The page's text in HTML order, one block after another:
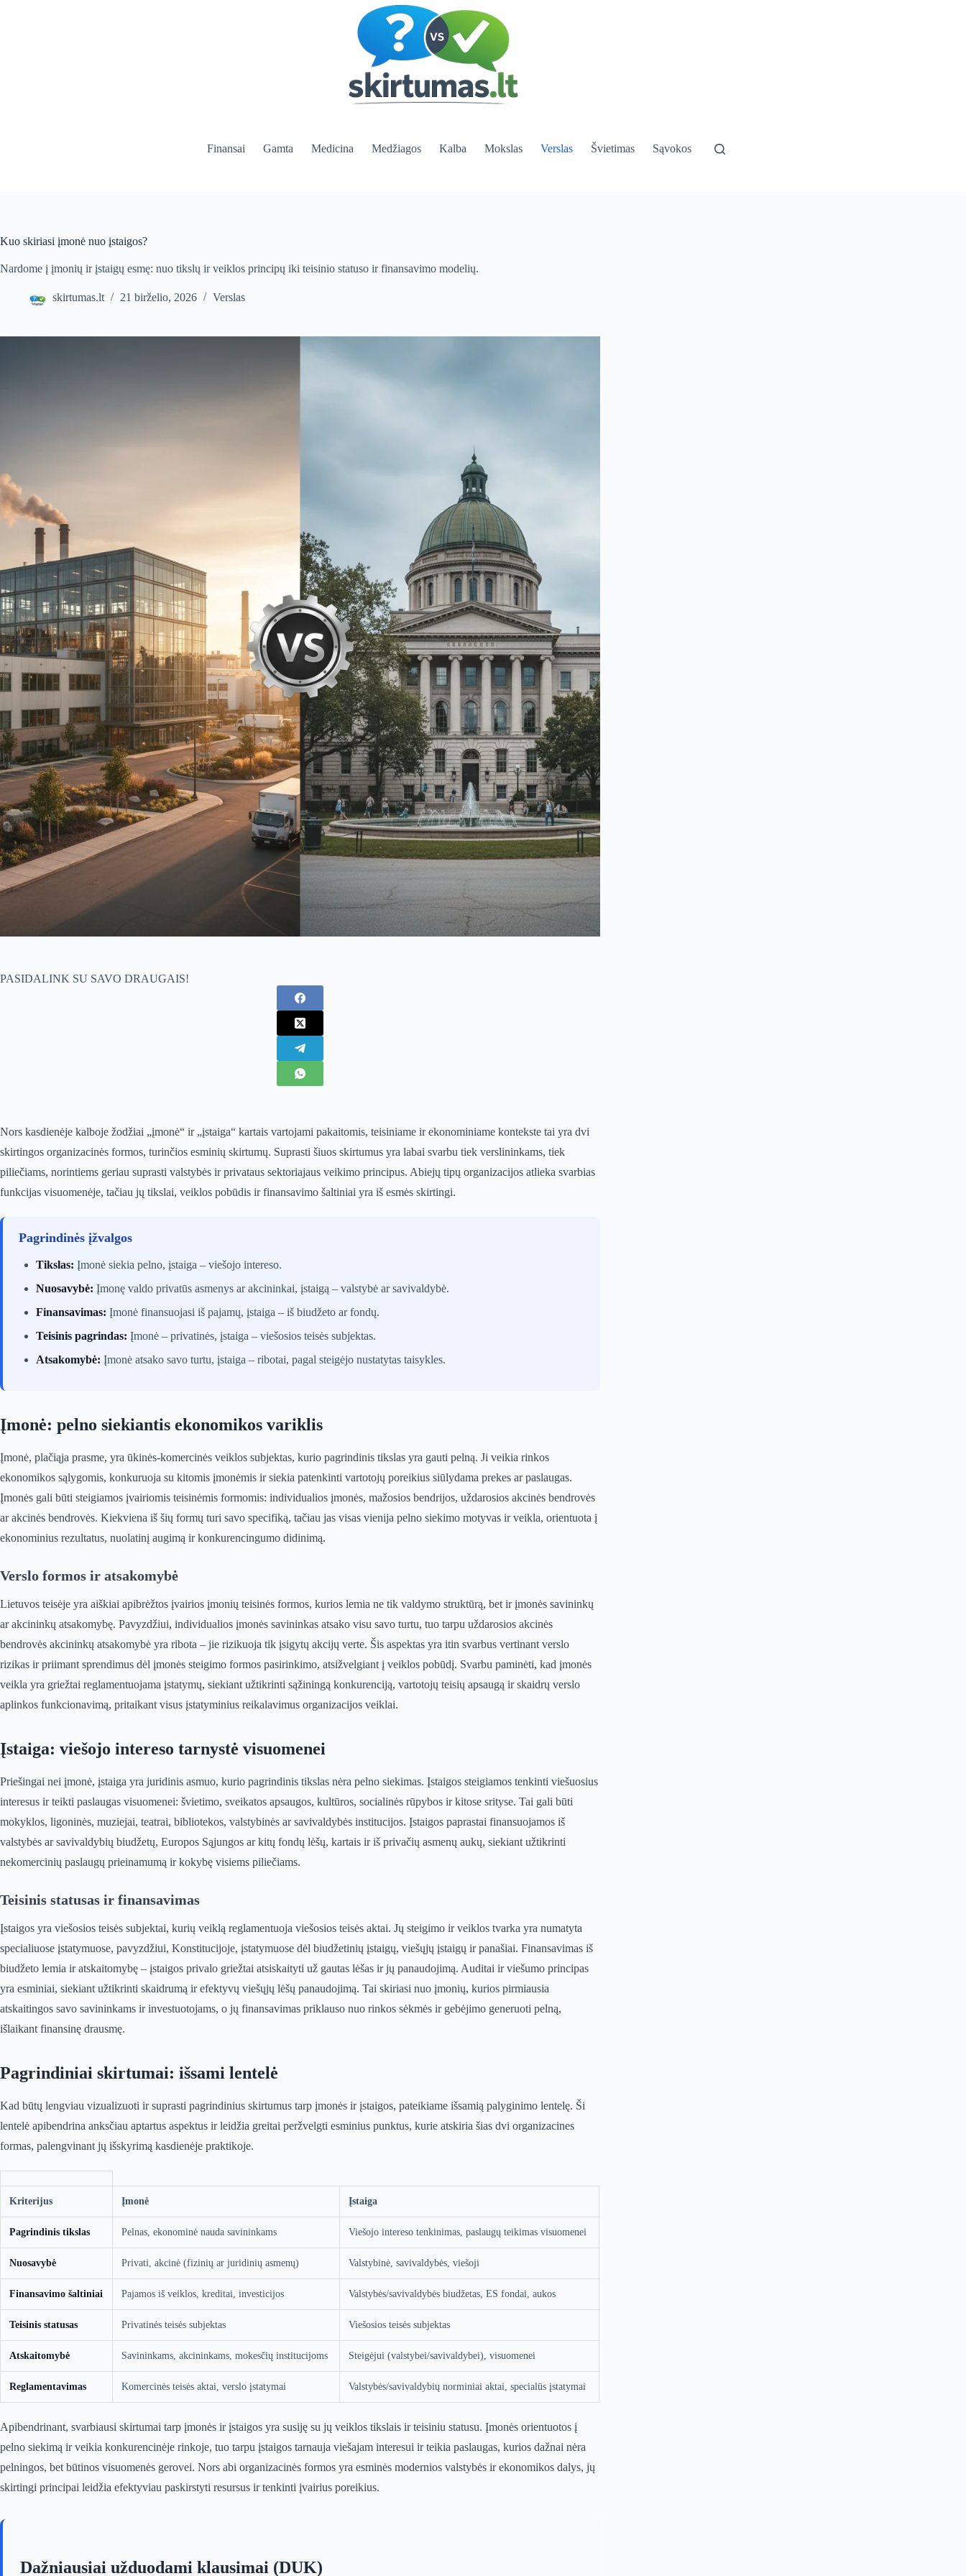
Finansai Gamta Medicina Medžiagos Kalba Mokslas Verslas Švietimas Sąvokos
Kuo skiriasi įmonė nuo įstaigos?
Nardome į įmonių ir įstaigų esmę: nuo tikslų ir veiklos principų iki teisinio statuso ir finansavimo modelių.
skirtumas.lt 21 birželio, 2026 Verslas
PASIDALINK SU SAVO DRAUGAIS!
Nors kasdienėje kalboje žodžiai „įmonė“ ir „įstaiga“ kartais vartojami pakaitomis, teisiniame ir ekonominiame kontekste tai yra dvi
skirtingos organizacinės formos, turinčios esminių skirtumų. Suprasti šiuos skirtumus yra labai svarbu tiek verslininkams, tiek
piliečiams, norintiems geriau suprasti valstybės ir privataus sektoriajaus veikimo principus. Abiejų tipų organizacijos atlieka svarbias
funkcijas visuomenėje, tačiau jų tikslai, veiklos pobūdis ir finansavimo šaltiniai yra iš esmės skirtingi.
Pagrindinės įžvalgos
Tikslas: Įmonė siekia pelno, įstaiga – viešojo intereso.
Nuosavybė: Įmonę valdo privatūs asmenys ar akcininkai, įstaigą – valstybė ar savivaldybė.
Finansavimas: Įmonė finansuojasi iš pajamų, įstaiga – iš biudžeto ar fondų.
Teisinis pagrindas: Įmonė – privatinės, įstaiga – viešosios teisės subjektas.
Atsakomybė: Įmonė atsako savo turtu, įstaiga – ribotai, pagal steigėjo nustatytas taisykles.
Įmonė: pelno siekiantis ekonomikos variklis
Įmonė, plačiąja prasme, yra ūkinės-komercinės veiklos subjektas, kurio pagrindinis tikslas yra gauti pelną. Ji veikia rinkos
ekonomikos sąlygomis, konkuruoja su kitomis įmonėmis ir siekia patenkinti vartotojų poreikius siūlydama prekes ar paslaugas.
Įmonės gali būti steigiamos įvairiomis teisinėmis formomis: individualios įmonės, mažosios bendrijos, uždarosios akcinės bendrovės
ar akcinės bendrovės. Kiekviena iš šių formų turi savo specifiką, tačiau jas visas vienija pelno siekimo motyvas ir veikla, orientuota į
ekonominius rezultatus, nuolatinį augimą ir konkurencingumo didinimą.
Verslo formos ir atsakomybė
Lietuvos teisėje yra aiškiai apibrėžtos įvairios įmonių teisinės formos, kurios lemia ne tik valdymo struktūrą, bet ir įmonės savininkų
ar akcininkų atsakomybę. Pavyzdžiui, individualios įmonės savininkas atsako visu savo turtu, tuo tarpu uždarosios akcinės
bendrovės akcininkų atsakomybė yra ribota – jie rizikuoja tik įsigytų akcijų verte. Šis aspektas yra itin svarbus vertinant verslo
rizikas ir priimant sprendimus dėl įmonės steigimo formos pasirinkimo, atsižvelgiant į veiklos pobūdį. Svarbu paminėti, kad įmonės
veikla yra griežtai reglamentuojama įstatymų, siekiant užtikrinti sąžiningą konkurenciją, vartotojų teisių apsaugą ir skaidrų verslo
aplinkos funkcionavimą, pritaikant visus įstatyminius reikalavimus organizacijos veiklai.
Įstaiga: viešojo intereso tarnystė visuomenei
Priešingai nei įmonė, įstaiga yra juridinis asmuo, kurio pagrindinis tikslas nėra pelno siekimas. Įstaigos steigiamos tenkinti viešuosius
interesus ir teikti paslaugas visuomenei: švietimo, sveikatos apsaugos, kultūros, socialinės rūpybos ir kitose srityse. Tai gali būti
mokyklos, ligoninės, muziejai, teatrai, bibliotekos, valstybinės ar savivaldybės institucijos. Įstaigos paprastai finansuojamos iš
valstybės ar savivaldybių biudžetų, Europos Sąjungos ar kitų fondų lėšų, kartais ir iš privačių asmenų aukų, siekiant užtikrinti
nekomercinių paslaugų prieinamumą ir kokybę visiems piliečiams.
Teisinis statusas ir finansavimas
Įstaigos yra viešosios teisės subjektai, kurių veiklą reglamentuoja viešosios teisės aktai. Jų steigimo ir veiklos tvarka yra numatyta
specialiuose įstatymuose, pavyzdžiui, Konstitucijoje, įstatymuose dėl biudžetinių įstaigų, viešųjų įstaigų ir panašiai. Finansavimas iš
biudžeto lemia ir atskaitomybę – įstaigos privalo griežtai atsiskaityti už gautas lėšas ir jų panaudojimą. Auditai ir viešumo principas
yra esminiai, siekiant užtikrinti skaidrumą ir efektyvų viešųjų lėšų panaudojimą. Tai skiriasi nuo įmonių, kurios pirmiausia
atskaitingos savo savininkams ir investuotojams, o jų finansavimas priklauso nuo rinkos sėkmės ir gebėjimo generuoti pelną,
išlaikant finansinę drausmę.
Pagrindiniai skirtumai: išsami lentelė
Kad būtų lengviau vizualizuoti ir suprasti pagrindinius skirtumus tarp įmonės ir įstaigos, pateikiame išsamią palyginimo lentelę. Ši
lentelė apibendrina anksčiau aptartus aspektus ir leidžia greitai peržvelgti esminius punktus, kurie atskiria šias dvi organizacines
formas, palengvinant jų išskyrimą kasdienėje praktikoje.
Kriterijus Įmonė Įstaiga
Pagrindinis tikslas Pelnas, ekonominė nauda savininkams Viešojo intereso tenkinimas, paslaugų teikimas visuomenei
Nuosavybė Privati, akcinė (fizinių ar juridinių asmenų) Valstybinė, savivaldybės, viešoji
Finansavimo šaltiniai Pajamos iš veiklos, kreditai, investicijos Valstybės/savivaldybės biudžetas, ES fondai, aukos
Teisinis statusas Privatinės teisės subjektas Viešosios teisės subjektas
Atskaitomybė Savininkams, akcininkams, mokesčių institucijoms Steigėjui (valstybei/savivaldybei), visuomenei
Reglamentavimas Komercinės teisės aktai, verslo įstatymai Valstybės/savivaldybių norminiai aktai, specialūs įstatymai
Apibendrinant, svarbiausi skirtumai tarp įmonės ir įstaigos yra susiję su jų veiklos tikslais ir teisiniu statusu. Įmonės orientuotos į
pelno siekimą ir veikia konkurencinėje rinkoje, tuo tarpu įstaigos tarnauja viešajam interesui ir teikia paslaugas, kurios dažnai nėra
pelningos, bet būtinos visuomenės gerovei. Nors abi organizacinės formos yra esminės modernios valstybės ir ekonomikos dalys, jų
skirtingi principai leidžia efektyviau paskirstyti resursus ir tenkinti įvairius poreikius.
Dažniausiai užduodami klausimai (DUK)